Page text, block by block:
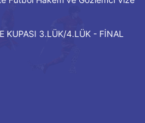
KUPASI 3.LÜK/4.LÜK - FİNAL